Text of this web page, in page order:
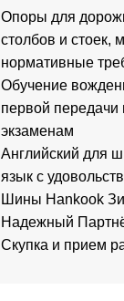
Опоры для
столбов и стоек,
нормативные
Обучение
первой передачи
экзаменам
Английский для
язык с
Шины Hankook
Надежный
Скупка и прием